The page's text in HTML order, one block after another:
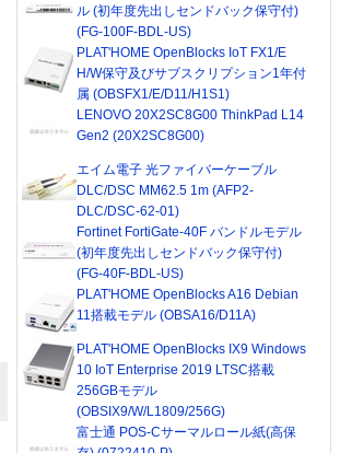
ル (初年度先出しセンドバック保守付)
(FG-100F-BDL-US)
PLAT'HOME OpenBlocks IoT FX1/E
H/W保守及びサブスクリプション1年付
属 (OBSFX1/E/D11/H1S1)
LENOVO 20X2SC8G00 ThinkPad L14
Gen2 (20X2SC8G00)
エイム電子 光ファイバーケーブル
DLC/DSC MM62.5 1m (AFP2-
DLC/DSC-62-01)
Fortinet FortiGate-40F バンドルモデル
(初年度先出しセンドバック保守付)
(FG-40F-BDL-US)
PLAT'HOME OpenBlocks A16 Debian
11搭載モデル (OBSA16/D11A)
PLAT'HOME OpenBlocks IX9 Windows
10 IoT Enterprise 2019 LTSC搭載
256GBモデル
(OBSIX9/W/L1809/256G)
富士通 POS-Cサーマルロール紙(高保